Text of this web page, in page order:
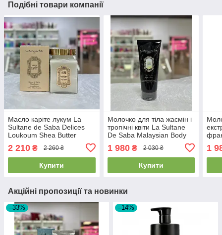
Подібні товари компанії
Масло каріте лукум La
Sultane de Saba Delices
Loukoum Shea Butter
2 210 ₴ 2 260 ₴
Купити
Молочко для тіла жасмін і
тропічні квіти La Sultane
De Saba Malaysian Body
Lotion Jasmine & Tropical
Flowers 200мл
1 980₴ 2 030 ₴
Купити
1
Акційні пропозиції та новинки
–33% –14%